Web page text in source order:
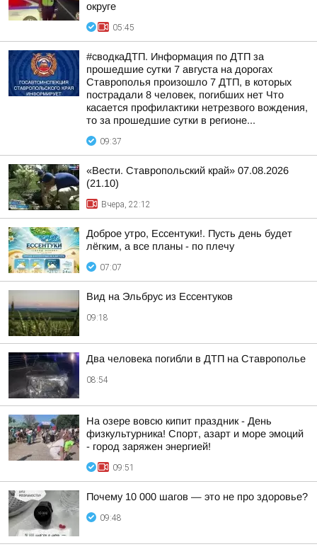
округе
05:45
#сводкаДТП. Информация по ДТП за
прошедшие сутки 7 августа на дорогах
Ставрополья произошло 7 ДТП, в которых
пострадали 8 человек, погибших нет Что
касается профилактики нетрезвого вождения,
то за прошедшие сутки в регионе...
09:37
«Вести. Ставропольский край» 07.08.2026
(21.10)
Вчера, 22:12
Доброе утро, Ессентуки!. Пусть день будет
лёгким, а все планы - по плечу
07:07
Вид на Эльбрус из Ессентуков
09:18
Два человека погибли в ДТП на Ставрополье
08:54
На озере вовсю кипит праздник - День
физкультурника! Спорт, азарт и море эмоций
- город заряжен энергией!
09:51
Почему 10 000 шагов — это не про здоровье?
09:48